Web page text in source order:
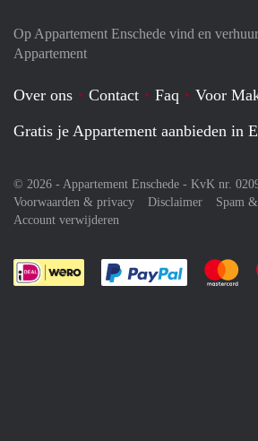
Op Appartement Enschede vind en
Appartement
Over ons Contact Faq
Voor
Gratis je Appartement aanbieden in
© 2026 - Appartement Enschede - KvK nr.
Voorwaarden & privacy
Disclaimer
Spam
Account verwijderen
Je rekent